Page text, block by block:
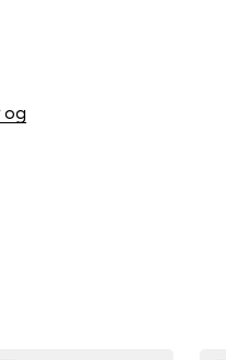
og